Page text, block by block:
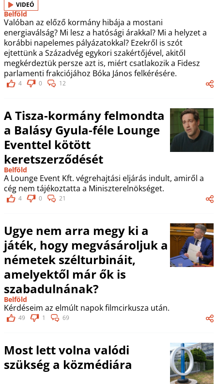
VIDEÓ
Belföld
Valóban az előző kormány hibája a mostani
energiaválság? Mi lesz a hatósági árakkal? Mi a helyzet a
korábbi napelemes pályázatokkal? Ezekről is szót
ejtettünk a Századvég egykori szakértőjével, akitől
megkérdeztük persze azt is, miért csatlakozik a Fidesz
parlamenti frakciójához Bóka János felkérésére.
4 0 12
A Tisza-kormány felmondta
a Balásy Gyula-féle Lounge
Eventtel kötött
keretszerződését
Belföld
A Lounge Event Kft. végrehajtási eljárás indult, amiről a
cég nem tájékoztatta a Miniszterelnökséget.
4 0 21
Ugye nem arra megy ki a
játék, hogy megvásároljuk a
németek szélturbináit,
amelyektől már ők is
szabadulnának?
Belföld
Kérdéseim az elmúlt napok filmcirkusza után.
49 1 69
Most lett volna valódi
szükség a közmédiára